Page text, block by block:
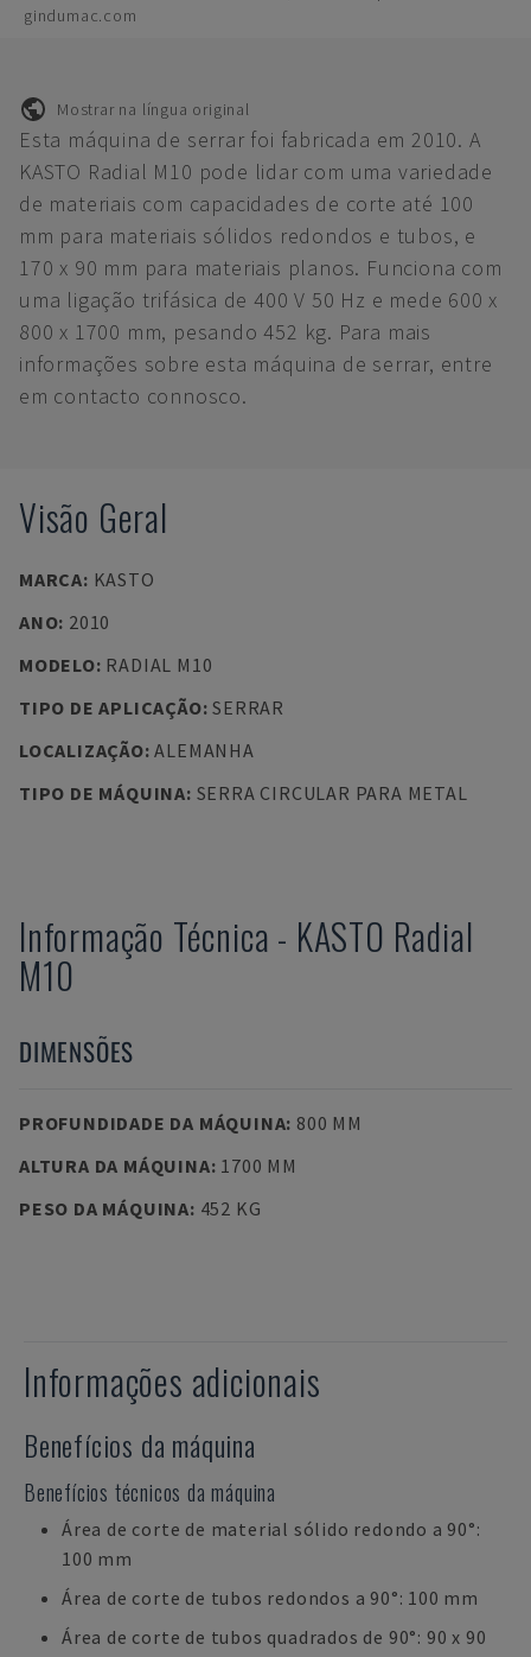
gindumac.com
Mostrar na língua original
Esta máquina de serrar foi fabricada em 2010. A
KASTO Radial M10 pode lidar com uma variedade
de materiais com capacidades de corte até 100
mm para materiais sólidos redondos e tubos, e
170 x 90 mm para materiais planos. Funciona com
uma ligação trifásica de 400 V 50 Hz e mede 600 x
800 x 1700 mm, pesando 452 kg. Para mais
informações sobre esta máquina de serrar, entre
em contacto connosco.
Visão Geral
MARCA: KASTO
ANO: 2010
MODELO: RADIAL M10
TIPO DE APLICAÇÃO:SERRAR
LOCALIZAÇÃO:ALEMANHA
TIPO DE MÁQUINA: SERRA CIRCULAR PARA METAL
Informação Técnica - KASTO Radial
M10
DIMENSÕES
PROFUNDIDADE DA MÁQUINA: 800 MM
ALTURA DA MÁQUINA: 1700 MM
PESO DA MÁQUINA: 452 KG
Informações adicionais
Benefícios da máquina
Benefícios técnicos da máquina
Área de corte de material sólido redondo a 90°:
100 mm
Área de corte de tubos redondos a 90°: 100 mm
Área de corte de tubos quadrados de 90°: 90 x 90